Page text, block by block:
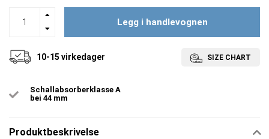
Legg i handlevognen
10-15 virkedager SIZE CHART
Schallabsorberklasse A
bei 44 mm
Produktbeskrivelse